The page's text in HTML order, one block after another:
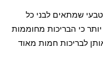
שמתאים לבני כל
כי הבריכות מחוממות
לבריכות חמות מאוד